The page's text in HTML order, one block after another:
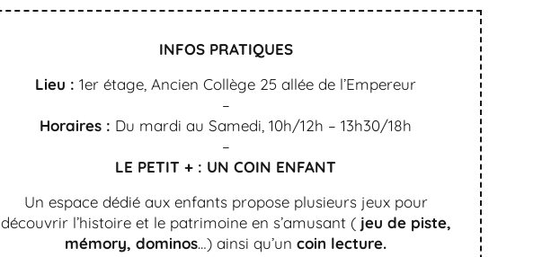
INFOS PRATIQUES
Lieu : 1er étage, Ancien Collège 25 allée de l’Empereur
–
Horaires : Du mardi au Samedi, 10h/12h – 13h30/18h
–
LE PETIT + : UN COIN ENFANT
Un espace dédié aux enfants propose plusieurs jeux pour
découvrir l’histoire et le patrimoine en s’amusant (jeu de piste,
mémory, dominos…) ainsi qu’un coin lecture.